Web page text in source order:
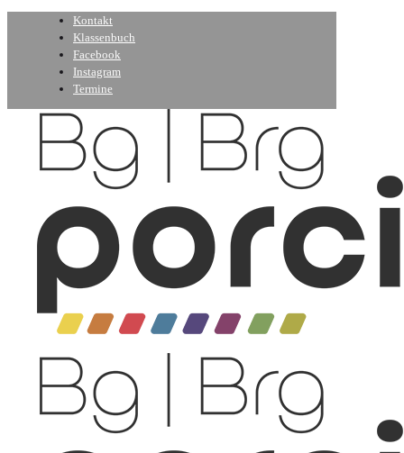
Kontakt
Klassenbuch
Facebook
Instagram
Termine